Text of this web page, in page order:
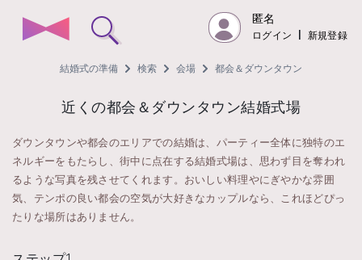
匿名
ログイン 新規登録
結婚式の準備 検索 会場 都会＆ダウンタウン
近くの都会＆ダウンタウン結婚式場
ダウンタウンや都会のエリアでの結婚は、パーティー全体に独特のエ
ネルギーをもたらし、街中に点在する結婚式場は、思わず目を奪われ
るような写真を残させてくれます。おいしい料理やにぎやかな雰囲
気、テンポの良い都会の空気が大好きなカップルなら、これほどぴっ
たりな場所はありません。